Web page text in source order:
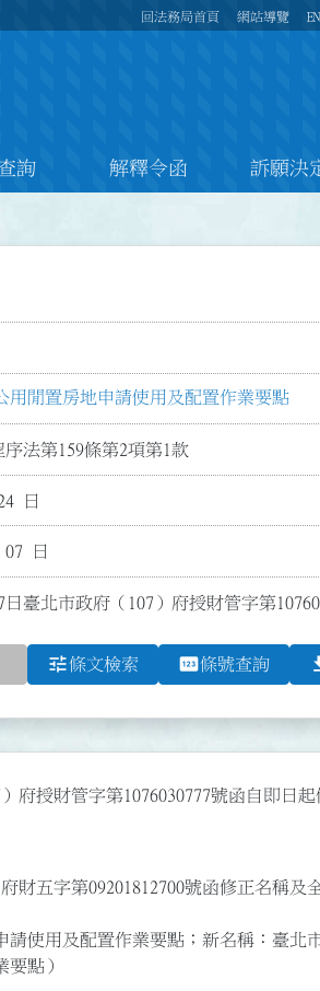
回法務局首頁 網站導覽
詢 解釋令函 訴願決
用閒置房地申請使用及配置作業要點
法第159條第2項第1款
日
日
日臺北市政府（107）府授財管字第
tune條文檢索 pin條號查詢
府授財管字第1076030777號函自即日起
財五字第09201812700號函修正名稱及
請使用及配置作業要點；新名稱：臺北
點）